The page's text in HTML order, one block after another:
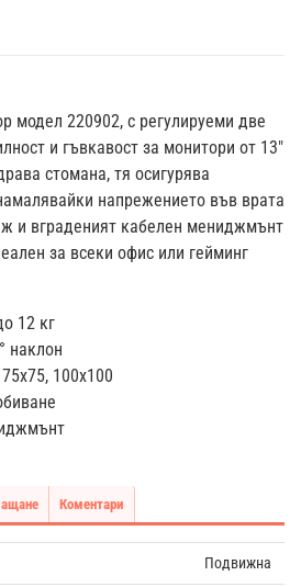
модел 220902, с регулируеми две
и гъвкавост за монитори от 13"
стомана, тя осигурява
напрежението във врата
и вграденият кабелен мениджмънт
за всеки офис или гейминг
12 кг
наклон
100x100
Коментари
Подвижна